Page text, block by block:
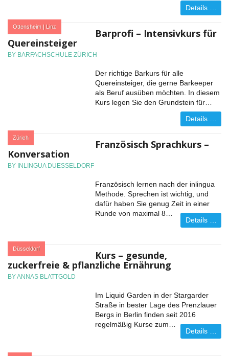
Ottensheim | Linz
Details …
Barprofi – Intensivkurs für
Quereinsteiger
BY BARFACHSCHULE ZÜRICH
Zürich
Der richtige Barkurs für alle
Quereinsteiger, die gerne Barkeeper
als Beruf ausüben möchten. In diesem
Kurs legen Sie den Grundstein für…
Details …
Französisch Sprachkurs –
Konversation
BY INLINGUA DUESSELDORF
Düsseldorf
Französisch lernen nach der inlingua
Methode. Sprechen ist wichtig, und
dafür haben Sie genug Zeit in einer
Runde von maximal 8…
Details …
Kurs – gesunde,
zuckerfreie & pflanzliche Ernährung
BY ANNAS BLATTGOLD
Im Liquid Garden in der Stargarder
Straße in bester Lage des Prenzlauer
Bergs in Berlin finden seit 2016
regelmäßig Kurse zum…
Details …